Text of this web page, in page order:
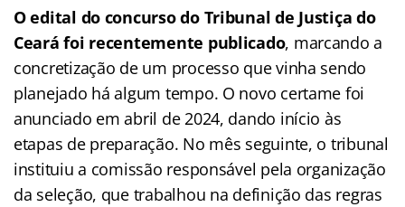
O edital do concurso do Tribunal de Justiça do
Ceará foi recentemente publicado, marcando a
concretização de um processo que vinha sendo
planejado há algum tempo. O novo certame foi
anunciado em abril de 2024, dando início às
etapas de preparação. No mês seguinte, o tribunal
instituiu a comissão responsável pela organização
da seleção, que trabalhou na definição das regras